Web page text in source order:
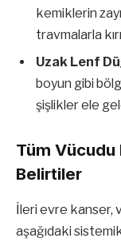
kemiklerin
travmalarla
Uzak Lenf
boyun gibi
şişlikler ele
Tüm
Belirtiler
İleri evre kanser,
aşağıdaki